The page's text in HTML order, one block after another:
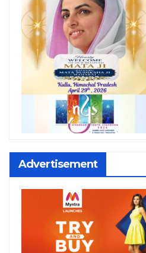
Advertisement